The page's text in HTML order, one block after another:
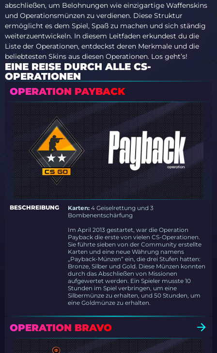
abschließen, um Belohnungen wie einzigartige Waffenskins
und Operationsmünzen zu verdienen. Diese Struktur
ermöglicht es dem Spiel, Spaß zu machen und sich ständig
weiterzuentwickeln. In diesem Leitfaden erkundest du die
Liste der Operationen, entdeckst deren Merkmale und die
beliebtesten Skins aus diesen Operationen. Los geht’s!
EINE REISE DURCH ALLE CS-
OPERATIONEN
OPERATION PAYBACK
BESCHREIBUNG Karten: 4 Geiselrettung und 3
Bombenentschärfung
Im April 2013 gestartet, war die Operation
Payback die erste von vielen CS-Operationen.
Sie führte sieben von der Community erstellte
Karten und eine neue Währung namens
„Payback-Münzen“ ein, die drei Stufen hatten:
Bronze, Silber und Gold. Diese Münzen konnten
durch das Abschließen von Missionen
aufgewertet werden. Ein Spieler musste 10
Stunden im Spiel verbringen, um eine
Silbermünze zu erhalten, und 50 Stunden, um
eine Goldmünze zu erhalten.
OPERATION BRAVO